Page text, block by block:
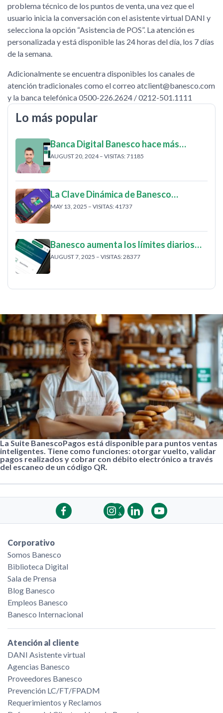
problema técnico de los puntos de venta, una vez que el
usuario inicia la conversación con el asistente virtual DANI y
selecciona la opción “Asistencia de POS”. La atención es
personalizada y está disponible las 24 horas del día, los 7 días
de la semana.
Adicionalmente se encuentra disponibles los canales de
atención tradicionales como el correo atclient@banesco.com
y la banca telefónica 0500-226.2624 / 0212-501.1111
Lo más popular
Banca Digital Banesco hace más…
AUGUST 20, 2024 – VISITAS: 71185
La Clave Dinámica de Banesco…
MAY 13, 2025 – VISITAS: 41737
Banesco aumenta los límites diarios…
AUGUST 7, 2025 – VISITAS: 28377
La Suite BanescoPagos está disponible para puntos ventas
inteligentes. Tiene como funciones: otorgar vuelto, validar
pagos realizados y cobrar con débito electrónico a través
del escaneo de un código QR
Corporativo
Somos Banesco
Biblioteca Digital
Sala de Prensa
Blog Banesco
Empleos Banesco
Banesco Internacional
Atención al cliente
DANI Asistente virtual
Agencias Banesco
Proveedores Banesco
Prevención LC/FT/FPADM
Requerimientos y Reclamos